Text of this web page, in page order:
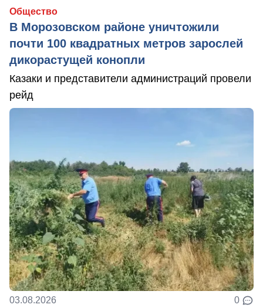
Общество
В Морозовском районе уничтожили
почти 100 квадратных метров зарослей
дикорастущей конопли
Казаки и представители администраций провели
рейд
03.08.2026 0